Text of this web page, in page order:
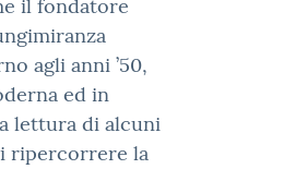
il fondatore
agli anni ’50,
ed in
lettura di alcuni
ripercorrere la